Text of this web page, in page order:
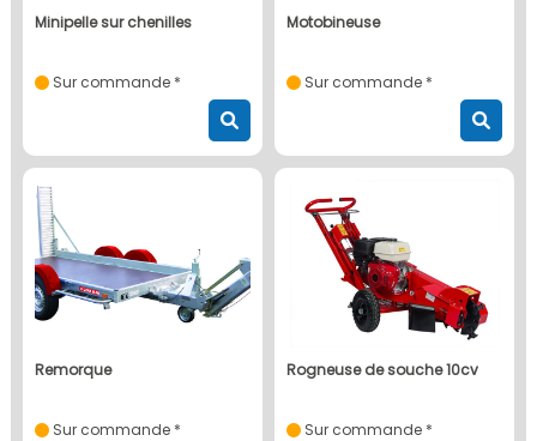
minipelle sur chenilles
Sur commande *
motobineuse
Sur commande *
remorque
Sur commande *
rogneuse de souche 10cv
Sur commande *